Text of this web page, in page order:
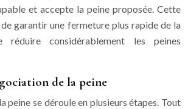
et accepte la peine proposée. Cette
garantir une fermeture plus rapide de la
considérablement les peines
de la peine
peine se déroule en plusieurs étapes. Tout